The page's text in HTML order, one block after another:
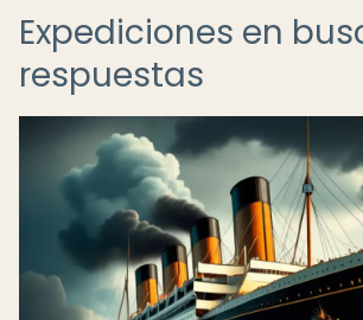
Expediciones en
respuestas